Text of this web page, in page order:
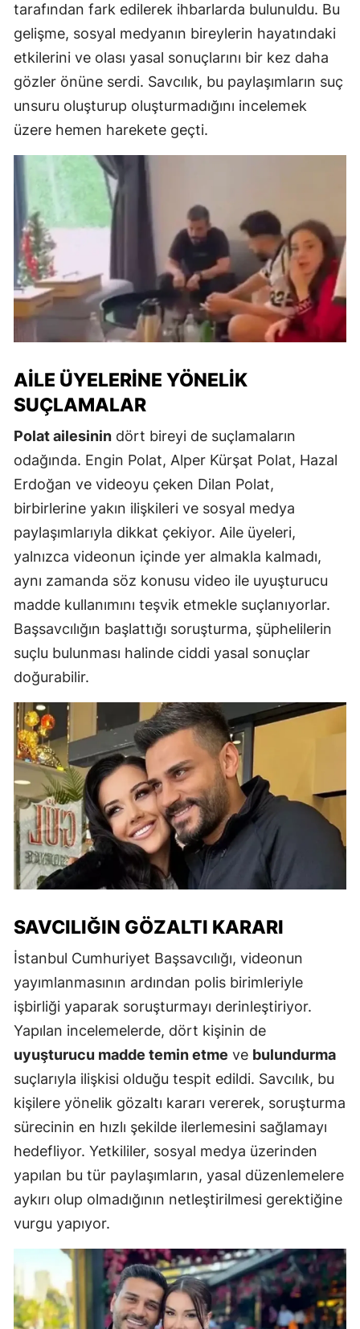
tarafından fark edilerek ihbarlarda bulunuldu. Bu
gelişme, sosyal medyanın bireylerin hayatındaki
etkilerini ve olası yasal sonuçlarını bir kez daha
gözler önüne serdi. Savcılık, bu paylaşımların suç
unsuru oluşturup oluşturmadığını incelemek
üzere hemen harekete geçti.
AILE ÜYELERINE YÖNELIK
SUÇLAMALAR
Polat ailesinin dört bireyi de suçlamaların
odağında. Engin Polat, Alper Kürşat Polat, Hazal
Erdoğan ve videoyu çeken Dilan Polat,
birbirlerine yakın ilişkileri ve sosyal medya
paylaşımlarıyla dikkat çekiyor. Aile üyeleri,
yalnızca videonun içinde yer almakla kalmadı,
aynı zamanda söz konusu video ile uyuşturucu
madde kullanımını teşvik etmekle suçlanıyorlar.
Başsavcılığın başlattığı soruşturma, şüphelilerin
suçlu bulunması halinde ciddi yasal sonuçlar
doğurabilir.
SAVCILIĞIN GÖZALTI KARARI
İstanbul Cumhuriyet Başsavcılığı, videonun
yayımlanmasının ardından polis birimleriyle
işbirliği yaparak soruşturmayı derinleştiriyor.
Yapılan incelemelerde, dört kişinin de
uyuşturucu madde temin etme ve bulundurma
suçlarıyla ilişkisi olduğu tespit edildi. Savcılık, bu
kişilere yönelik gözaltı kararı vererek, soruşturma
sürecinin en hızlı şekilde ilerlemesini sağlamayı
hedefliyor. Yetkililer, sosyal medya üzerinden
yapılan bu tür paylaşımların, yasal düzenlemelere
aykırı olup olmadığının netleştirilmesi gerektiğine
vurgu yapıyor.